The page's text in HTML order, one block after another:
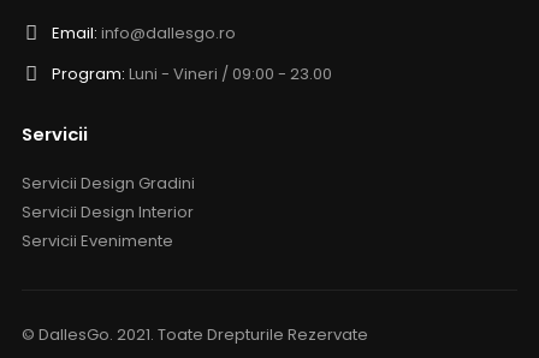
Email: info@dallesgo.ro
Program: Luni - Vineri / 09:00 - 23.00
Servicii
Servicii Design Gradini
Servicii Design Interior
Servicii Evenimente
© DallesGo. 2021. Toate Drepturile Rezervate